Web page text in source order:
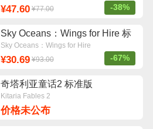
¥47.60 ¥77.00 -38%
Sky Oceans：Wings for Hire 标
准版
Sky Oceans：Wings for Hire
¥30.69 ¥93.00 -67%
奇塔利亚童话2 标准版
Kitaria Fables 2
价格未公布